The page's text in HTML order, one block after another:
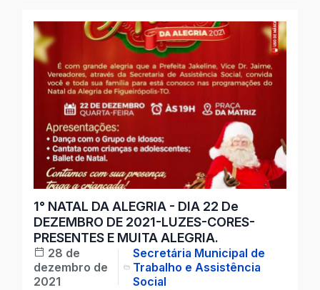
1° NATAL DA ALEGRIA - DIA 22 De
DEZEMBRO DE 2021-LUZES-CORES-
PRESENTES E MUITA ALEGRIA.
28 de
dezembro de
2021
Secretária Municipal de
Trabalho e Assistência
Social